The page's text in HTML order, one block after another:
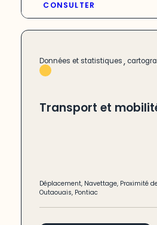
CONSULTER
Données et statistiques,
Transport et
Déplacement, Navettage, Proximité
Outaouais, Pontiac